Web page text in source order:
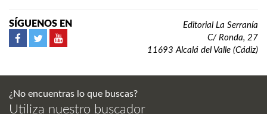
SÍGUENOS EN
Editorial La Serranía
C/ Ronda, 27
11693 Alcalá del Valle (Cádiz)
¿No encuentras lo que buscas?
Utiliza nuestro buscador